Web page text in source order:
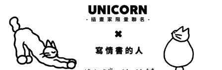
由本公司與您本人進行分期帳單所需資料之確認、核對及更正。
3.完整用戶服務條款，請詳閱以下連結：https://oppay.tw/userRule
是否繳費成功／繳費後需取消欲退款等相關疑問，請聯繫「AFTEE先享後付
https://netprotections.freshdesk.com/support/home
【注意事項】
１．透過由恩沛科技股份有限公司提供之「AFTEE先享後付」服務完成之交
易，需依本服務之必要範圍內提供個人資料，並將交易相關給付款項請求債
權轉讓予恩沛科技股份有限公司。
２．關於個人資料處理事宜，請瀏覽以下網址：
每筆NT$70，滿NT$899(含以上)免運費
為了避免耽誤您寶貴的收件時間，建議採用宅配方式配送商品。
每筆NT$80，滿NT$1,500(含以上)免運費
EZPost 中華郵政 (*Maximum item weight: 2kg.) 查看運費